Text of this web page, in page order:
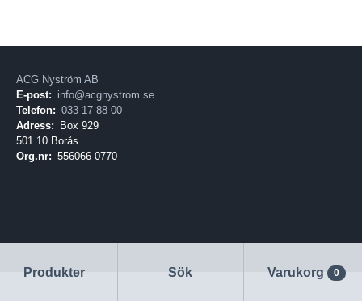
Produkter Sök Varukorg 0
ACG Nyström AB
E-post: info@acgnystrom.se
Telefon: 033-17 88 00
Adress:
Box 929
501 10 Borås
Org.nr: 556066-0770